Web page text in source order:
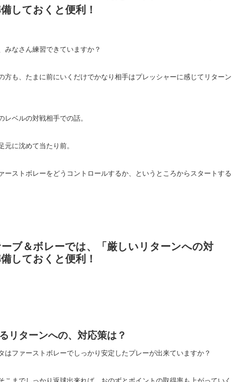
しておくと便利！
みなさん練習できていますか？
方も、たまに前にいくだけでかなり相手はプレッシャーに感じてリターン
ベルの対戦相手での話。
元に沈めて当たり前。
ーストボレーをどうコントロールするか、というところからスタートする
ブ＆ボレーでは、「厳しいリターンへの対
しておくと便利！
リターンへの、対応策は？
はファーストボレーでしっかり安定したプレーが出来ていますか？
こまでしっかり返球出来れば、おのずとポイントの取得率も上がっていく